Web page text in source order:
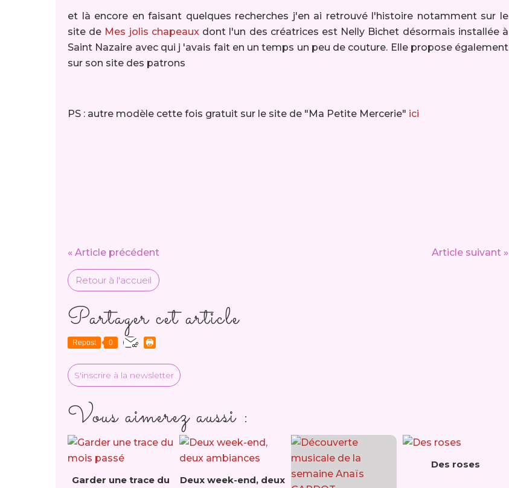
et là encore en faisant quelques recherches j'en ai retrouvé l'histoire notamment sur le
site de Mes jolis chapeauxdont l'un des créatrices est Nelly Bichet désormais installée à
Saint Nazaire avec qui j 'avais fait en un temps un peu de couture. Elle propose également
sur son site des patrons
PS : autre modèle cette fois gratuit sur le site de "Ma Petite Mercerie" ici
« Article précédent Article suivant »
Retour à l'accueil
Partager cet article
Repost 0
S'inscrire à la newsletter
Vous aimerez aussi :
Garder une trace du
Deux week-end, deux
Des roses